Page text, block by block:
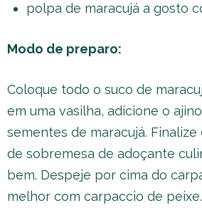
polpa de maracujá a gosto
Modo de preparo:
Coloque todo o suco de
em uma vasilha, adicione o
sementes de maracujá.
de sobremesa de adoçante
bem. Despeje por cima do
melhor com carpaccio de peixe.